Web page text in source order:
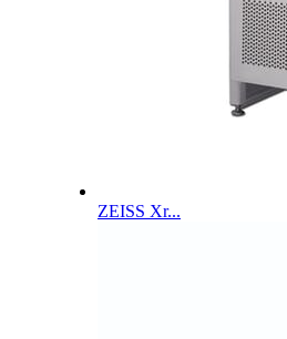
ZEISS Xr...